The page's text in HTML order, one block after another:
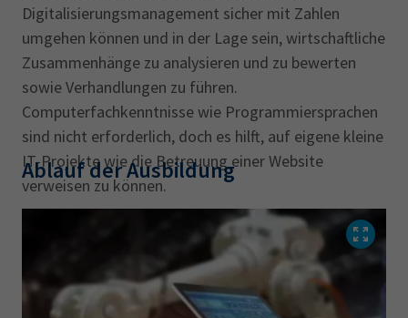
Digitalisierungsmanagement sicher mit Zahlen
umgehen können und in der Lage sein, wirtschaftliche
Zusammenhänge zu analysieren und zu bewerten
sowie Verhandlungen zu führen.
Computerfachkenntnisse wie Programmiersprachen
sind nicht erforderlich, doch es hilft, auf eigene kleine
IT-Projekte wie die Betreuung einer Website
verweisen zu können.
Ablauf der Ausbildung